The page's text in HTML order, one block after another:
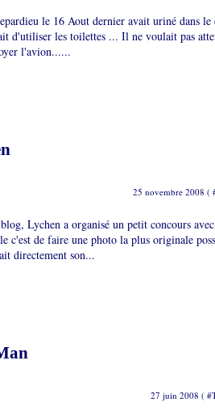
le 16 Aout dernier avait uriné dans
d'utiliser les toilettes ... Il ne voulait pas
l'avion......
25 novembre 2008 (
Lychen a organisé un petit concours
c'est de faire une photo la plus originale
directement son...
27 juin 2008 ( #